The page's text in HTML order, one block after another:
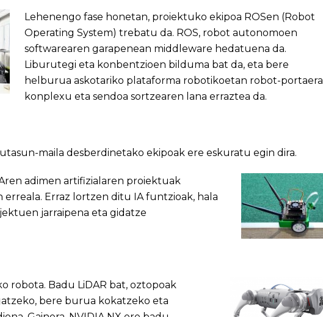
Lehenengo fase honetan, proiektuko ekipoa ROSen (Robot
Operating System) trebatu da. ROS, robot autonomoen
softwarearen garapenean middleware hedatuena da.
Liburutegi eta konbentzioen bilduma bat da, eta bere
helburua askotariko plataforma robotikoetan robot-portaera
konplexu eta sendoa sortzearen lana erraztea da.
maila desberdinetako ekipoak ere eskuratu egin dira.
adimen artifizialaren proiektuak
Erraz lortzen ditu IA funtzioak, hala
jarraipena eta gidatze
robota. Badu LiDAR bat, oztopoak
bere burua kokatzeko eta